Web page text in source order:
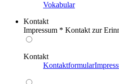
Vokabular
Kontakt
Impressum * Kontakt zur
Kontakt
Kontaktformular